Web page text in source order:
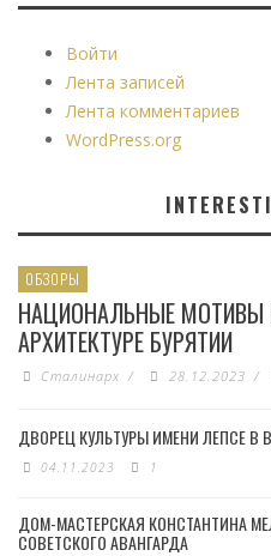
Войти
Лента записей
Лента комментариев
WordPress.org
ОБЗОРЫ
НАЦИОНАЛЬНЫЕ МОТИВЫ
АРХИТЕКТУРЕ БУРЯТИИ
Сталинарх / 28.12.2023 /
ДВОРЕЦ КУЛЬТУРЫ ИМЕНИ ЛЕПСЕ В
04.11.2023 1
ДОМ-МАСТЕРСКАЯ КОНСТАНТИНА
СОВЕТСКОГО АВАНГАРДА